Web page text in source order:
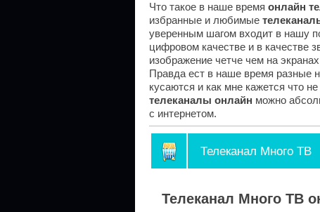
Что такое в наше время онлайн
избранные и любимые
уверенным шагом входит в нашу
цифровом качестве и в качестве
изображение четче чем на
Правда ест в наше время разные
кусаются и как мне кажется что
телеканалы онлайн можно
с интернетом.
Телеканал Много ТВ
Телеканал Много ТВ